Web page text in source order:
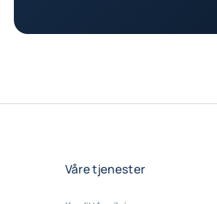
Våre tjenester